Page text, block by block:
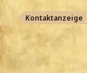
Kontaktanzeige